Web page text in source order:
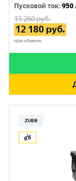
Пусковой ток:950
13 260руб.
12 180 руб.
при обмене
ZUBR